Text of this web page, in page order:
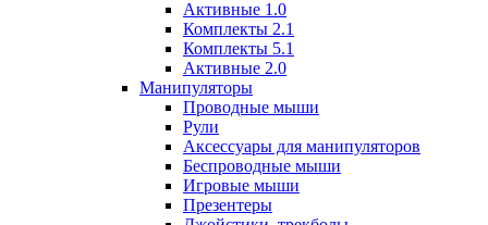
Активные 1.0
Комплекты 2.1
Комплекты 5.1
Активные 2.0
Манипуляторы
Проводные мыши
Рули
Аксессуары для манипуляторов
Беспроводные мыши
Игровые мыши
Презентеры